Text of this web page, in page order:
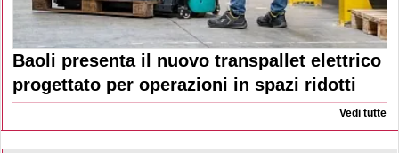
Baoli presenta il nuovo transpallet elettrico
progettato per operazioni in spazi ridotti
Vedi tutte